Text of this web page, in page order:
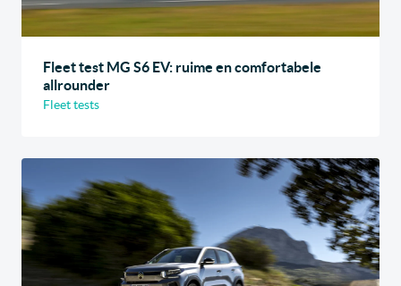
Fleet test MG S6 EV: ruime en comfortabele
allrounder
Fleet tests